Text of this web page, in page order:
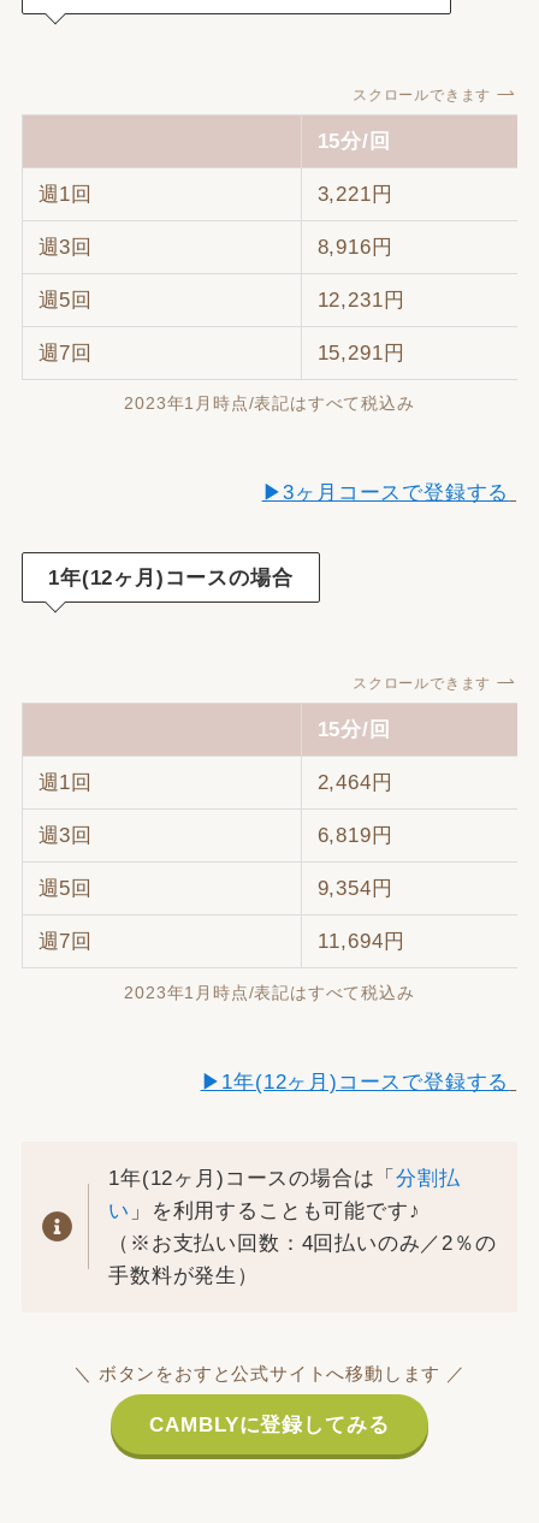
スクロールできます
15分/回
週1回 3,221円
週3回 8,916円
週5回 12,231円
週7回 15,291円
2023年1月時点/表記はすべて税込み
▶3ヶ月コースで登録する
1年(12ヶ月)コースの場合
スクロールできます
15分/回
週1回 2,464円
週3回 6,819円
週5回 9,354円
週7回 11,694円
2023年1月時点/表記はすべて税込み
▶1年(12ヶ月)コースで登録する
1年(12ヶ月)コースの場合は「分割払
い 」を利用することも可能です♪
（※お支払い回数：4回払いのみ／2％の
手数料が発生）
＼ ボタンをおすと公式サイトへ移動します ／
CAMBLYに登録してみる